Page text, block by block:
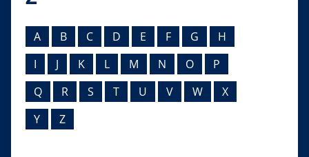
A B C D E F G
H
I
J K L M N O
P
Q
R S T U V W
X
Y
Z